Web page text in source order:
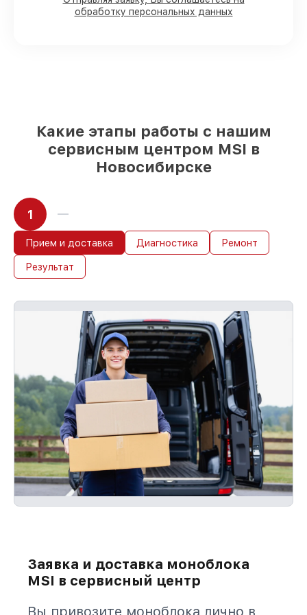
проверенные замены– только вы
обработку персональных данных
Какие этапы работы с нашим
сервисным центром MSI в
Новосибирске
1
Прием и доставка Диагностика Ремонт
Результат
Заявка и доставка моноблока
MSI в сервисный центр
Вы привозите моноблока лично в